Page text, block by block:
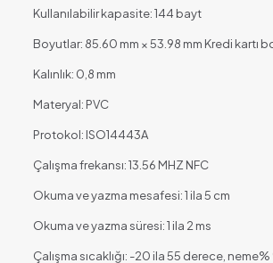
Kullanılabilir kapasite: 144 bayt
Boyutlar: 85.60 mm × 53.98 mm Kredi kartı
Kalınlık: 0,8 mm
Materyal: PVC
Protokol: ISO14443A
Çalışma frekansı: 13.56 MHZ NFC
Okuma ve yazma mesafesi: 1 ila 5 cm
Okuma ve yazma süresi: 1 ila 2 ms
Çalışma sıcaklığı: -20 ila 55 derece,